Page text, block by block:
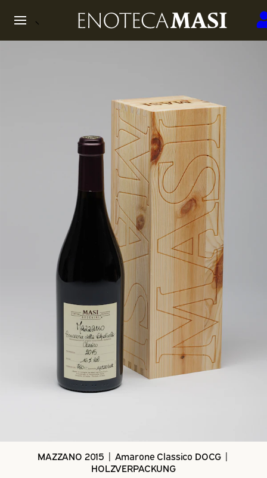
MAZZANO 2015 | Amarone Classico DOCG |
HOLZVERPACKUNG